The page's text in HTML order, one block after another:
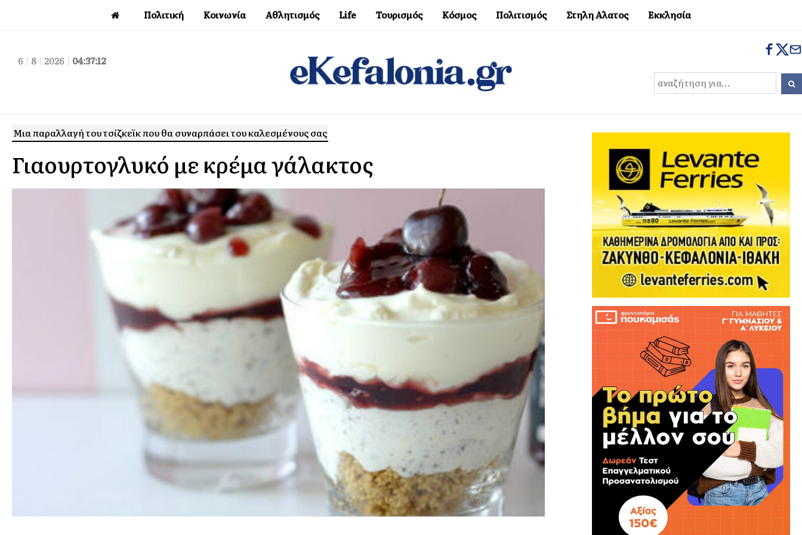
Πολιτική Κοινωνία Αθλητισμός Life Τουρισμός Κόσμος Πολιτισμός Στηλη Αλατος Εκκλησία
6 | 8 | 2026 | 04:37:13
Μια παραλλαγή του τσίζκεϊκ που θα συναρπάσει του καλεσμένους σας
Γιαουρτογλυκό με κρέμα γάλακτος